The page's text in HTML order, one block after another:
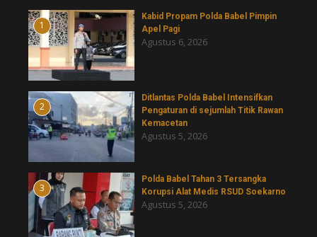
1
Kabid Propam Polda Babel Pimpin
Apel Pagi
Agustus 6, 2026
2
Ditlantas Polda Babel Intensifkan
Pengaturan di sejumlah Titik Rawan
Kemacetan
Agustus 5, 2026
3
Polda Babel Tahan 3 Tersangka
Korupsi Alat Medis RSUD Soekarno
Agustus 5, 2026